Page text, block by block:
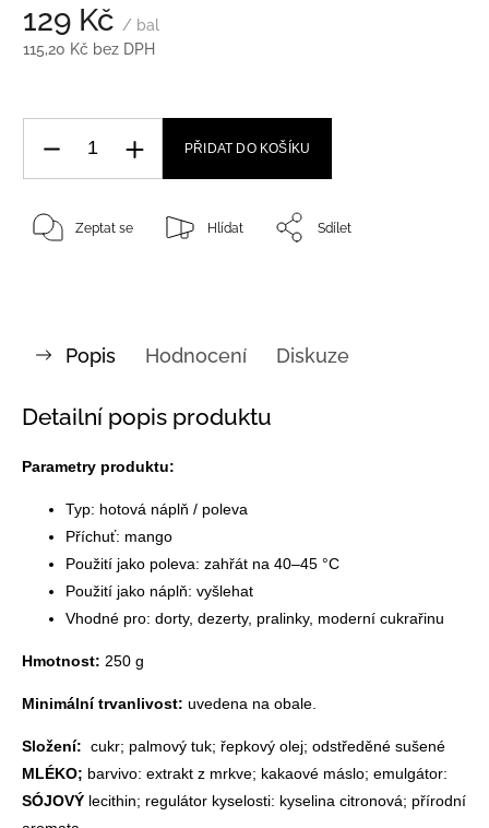
129 Kč / bal
115,20 Kč bez DPH
PŘIDAT DO KOŠÍKU
Zeptat se Hlídat Sdílet
Popis Hodnocení Diskuze
Detailní popis produktu
Parametry produktu:
Typ: hotová náplň / poleva
Příchuť: mango
Použití jako poleva: zahřát na 40–45 °C
Použití jako náplň: vyšlehat
Vhodné pro: dorty, dezerty, pralinky, moderní cukrařinu
Hmotnost: 250 g
Minimální trvanlivost: uvedena na obale.
Složení: cukr; palmový tuk; řepkový olej; odstředěné sušené
MLÉKO; barvivo: extrakt z mrkve; kakaové máslo; emulgátor:
SÓJOVÝ lecithin; regulátor kyselosti: kyselina citronová; přírodní